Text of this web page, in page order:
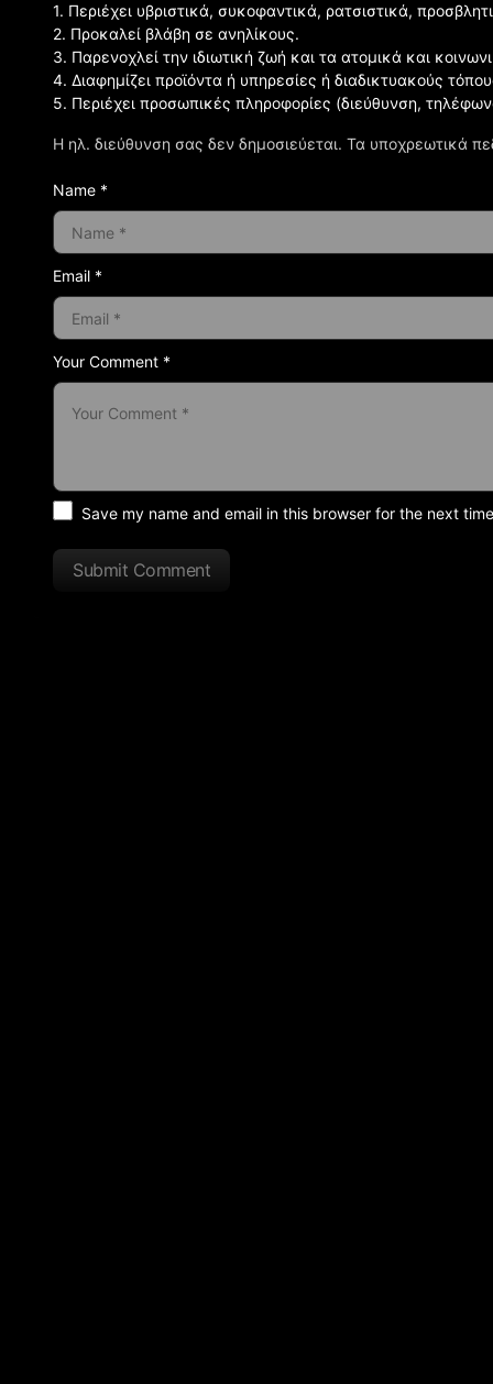
Η ηλ. διεύθυνση σας δεν δημοσιεύεται. Τα υποχρεωτικά
Your Comment *
1. Περιέχει υβριστικά, συκοφαντικά, ρατσιστικά,
2. Προκαλεί βλάβη σε ανηλίκους.
3. Παρενοχλεί την ιδιωτική ζωή και τα ατομικά και
4. Διαφημίζει προϊόντα ή υπηρεσίες ή διαδικτυακούς
5. Περιέχει προσωπικές πληροφορίες (διεύθυνση,
Name *
Email *
Save my name and email in this browser for the next
Submit Comment